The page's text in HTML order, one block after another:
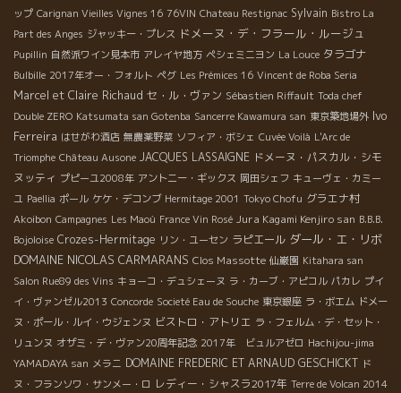
ップ Carignan Vieilles Vignes 16 76VIN Chateau Restignac Sylvain Bistro La
Part des Anges ジャッキー・プレス ドメーヌ・デ・フラール・ルージュ
Pupillin 自然派ワイン見本市 アレイヤ地方 ペシェミニヨン La Louce タラゴナ
Bulbille 2017年オー・フォルト ペグ Les Prémices 16 Vincent de Roba Seria
Marcel et Claire Richaud セ・ル・ヴァン Sébastien Riffault Toda chef
Double ZERO Katsumata san Gotenba Sancerre Kawamura san 東京築地場外 Ivo
Ferreira はせがわ酒店 無農薬野菜 ソフィア・ボシェ Cuvée Voilà L'Arc de
Triomphe Château Ausone JACQUES LASSAIGNE ドメーヌ・パスカル・シモ
ヌッティ プピーユ2008年 アントニー・ギックス 岡田シェフ キューヴェ・カミー
ユ Paellia ポール ケケ・デコンブ Hermitage 2001 Tokyo Chofu グラエナ村
Akoibon Campagnes Les Maoù France Vin Rosé Jura Kagami Kenjiro san B.B.B.
Bojoloise Crozes-Hermitage リン・ユーセン ラピエール ダール・エ・リボ
DOMAINE NICOLAS CARMARANS Clos Massotte 仙巌園 Kitahara san
Salon Rue89 des Vins キョーコ・デュシェーヌ ラ・カーブ・アピコル パカレ プイ
イ・ヴァンゼル2013 Concorde Societé Eau de Souche 東京銀座 ラ・ボエム ドメー
ヌ・ポール・ルイ・ウジェンヌ ビストロ・アトリエ ラ・フェルム・デ・セット・
リュンヌ オザミ・デ・ヴァン20周年記念 2017年 ビュルアゼロ Hachijou-jima
YAMADAYA san メラニ DOMAINE FREDERIC ET ARNAUD GESCHICKT ド
ヌ・フランソワ・サンメー・ロ レディー・シャスラ2017年 Terre de Volcan 2014